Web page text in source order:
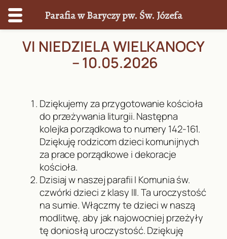
PrzejdźVI NIEDZIELA WIELKANOCY
– 10.05.2026
Dziękujemy za przygotowanie kościoła
do przeżywania liturgii. Następna
kolejka porządkowa to numery 142-161.
Dziękuję rodzicom dzieci komunijnych
za prace porządkowe i dekoracje
kościoła.
Dzisiaj w naszej parafii I Komunia św.
czwórki dzieci z klasy III. Ta uroczystość
na sumie. Włączmy te dzieci w naszą
modlitwę, aby jak najowocniej przeżyły
tę doniosłą uroczystość. Dziękuję
Parafia w Baryczy pw. Św. Józefa